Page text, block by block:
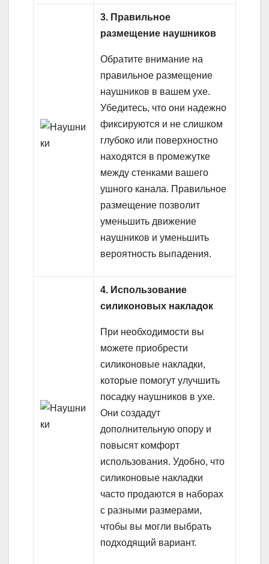
3. Правильное
размещение наушников
Обратите внимание на
правильное размещение
наушников в вашем ухе.
Убедитесь, что они надежно
фиксируются и не слишком
глубоко или поверхностно
находятся в промежутке
между стенками вашего
ушного канала. Правильное
размещение позволит
уменьшить движение
наушников и уменьшить
вероятность выпадения.
4. Использование
силиконовых накладок
При необходимости вы
можете приобрести
силиконовые накладки,
которые помогут улучшить
посадку наушников в ухе.
Они создадут
дополнительную опору и
повысят комфорт
использования. Удобно, что
силиконовые накладки
часто продаются в наборах
с разными размерами,
чтобы вы могли выбрать
подходящий вариант.